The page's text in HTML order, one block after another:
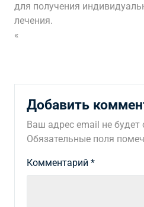
для получения
лечения.
«
Добавить
Ваш адрес email не будет
Обязательные поля
Комментарий *